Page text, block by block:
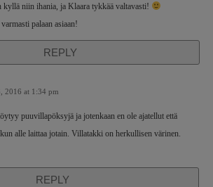
kyllä niin ihania, ja Klaara tykkää valtavasti!
palaan asiaan!
REPLY
2016 at 1:34 pm
puuvillapöksyjä ja jotenkaan en ole ajatellut että
alle laittaa jotain. Villatakki on herkullisen värinen.
REPLY